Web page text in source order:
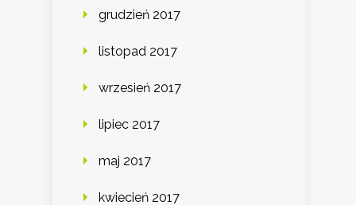
grudzień 2017
listopad 2017
wrzesień 2017
lipiec 2017
maj 2017
kwiecień 2017